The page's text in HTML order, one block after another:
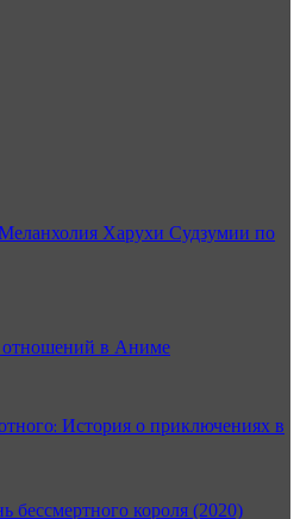
Харухи Судзумии по
в Аниме
История о приключениях в